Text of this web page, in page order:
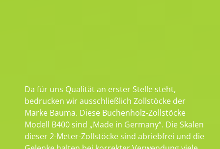
Da für uns Qualität an erster Stelle steht,
bedrucken wir ausschließlich Zollstöcke der
Marke Bauma. Diese Buchenholz-Zollstöcke
Modell B400 sind „Made in Germany“. Die Skalen
dieser 2-Meter-Zollstöcke sind abriebfrei und die